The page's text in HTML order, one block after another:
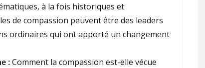
à la fois historiques et
de compassion peuvent être des leaders
ordinaires qui ont apporté un changement
:Comment la compassion est-elle vécue